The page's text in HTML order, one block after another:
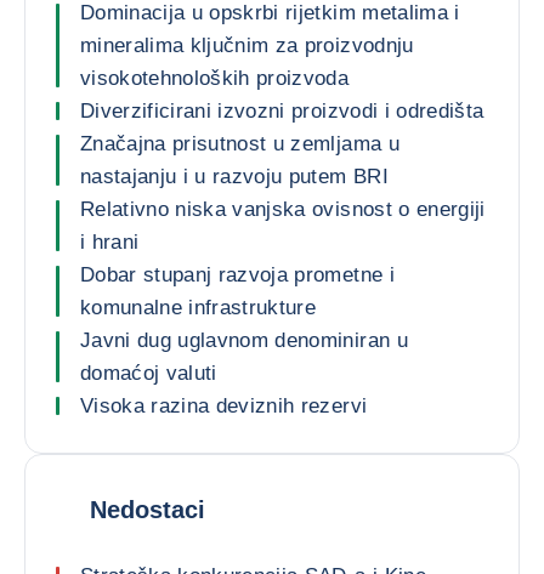
Dominacija u opskrbi rijetkim metalima i
mineralima ključnim za proizvodnju
visokotehnoloških proizvoda
Diverzificirani izvozni proizvodi i odredišta
Značajna prisutnost u zemljama u
nastajanju i u razvoju putem BRI
Relativno niska vanjska ovisnost o energiji
i hrani
Dobar stupanj razvoja prometne i
komunalne infrastrukture
Javni dug uglavnom denominiran u
domaćoj valuti
Visoka razina deviznih rezervi
Nedostaci